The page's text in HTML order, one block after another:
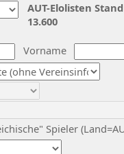
Vorname
Spieler
AUT-Elolisten
13.600